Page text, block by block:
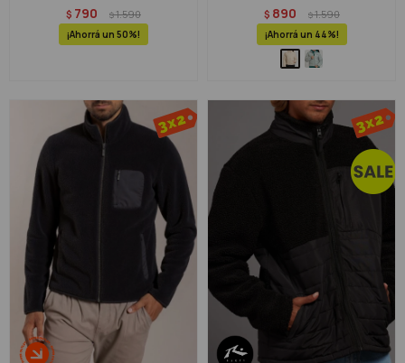
$ 790 $1.590
50
$ 890 $1.590
44